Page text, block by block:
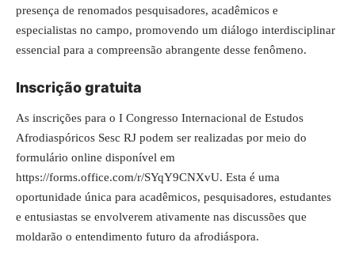
presença de renomados pesquisadores, acadêmicos e
especialistas no campo, promovendo um diálogo interdisciplinar
essencial para a compreensão abrangente desse fenômeno.
Inscrição gratuita
As inscrições para o I Congresso Internacional de Estudos
Afrodiaspóricos Sesc RJ podem ser realizadas por meio do
formulário online disponível em
https://forms.office.com/r/SYqY9CNXvU. Esta é uma
oportunidade única para acadêmicos, pesquisadores, estudantes
e entusiastas se envolverem ativamente nas discussões que
moldarão o entendimento futuro da afrodiáspora.